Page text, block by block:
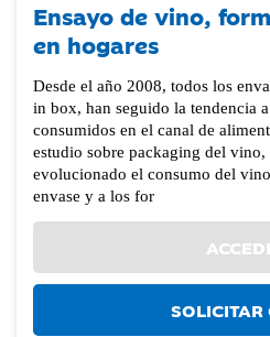
Ensayo de vino,
en hogares
Desde el año 2008, todos los
in box, han seguido la tendencia
consumidos en el canal de
estudio sobre packaging del vino,
evolucionado el consumo del
envase y a los for
SOLICITAR